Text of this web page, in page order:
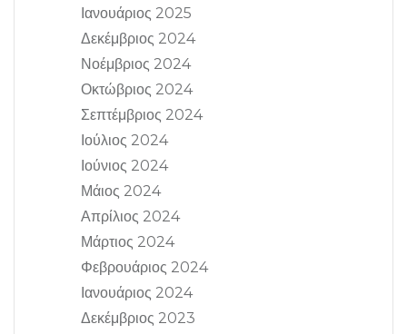
Ιανουάριος 2025
Δεκέμβριος 2024
Νοέμβριος 2024
Οκτώβριος 2024
Σεπτέμβριος 2024
Ιούλιος 2024
Ιούνιος 2024
Μάιος 2024
Απρίλιος 2024
Μάρτιος 2024
Φεβρουάριος 2024
Ιανουάριος 2024
Δεκέμβριος 2023